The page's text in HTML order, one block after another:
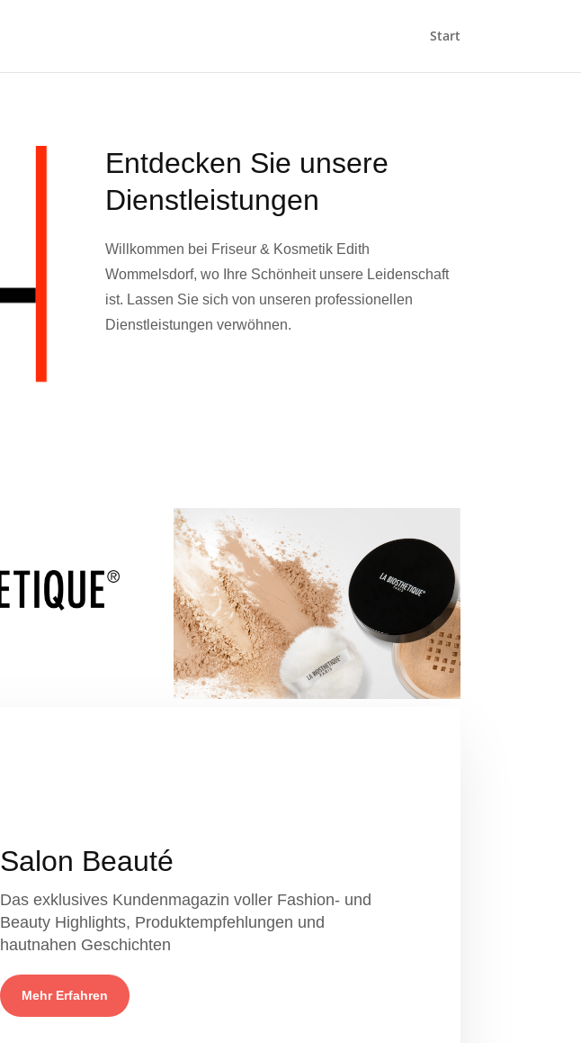
Start
Entdecken Sie unsere
Dienstleistungen
Willkommen bei Friseur & Kosmetik Edith
Wommelsdorf, wo Ihre Schönheit unsere Leidenschaft
ist. Lassen Sie sich von unseren professionellen
Dienstleistungen verwöhnen.
Salon Beauté
Das exklusives Kundenmagazin voller Fashion- und
Beauty Highlights, Produktempfehlungen und
hautnahen Geschichten
Mehr Erfahren